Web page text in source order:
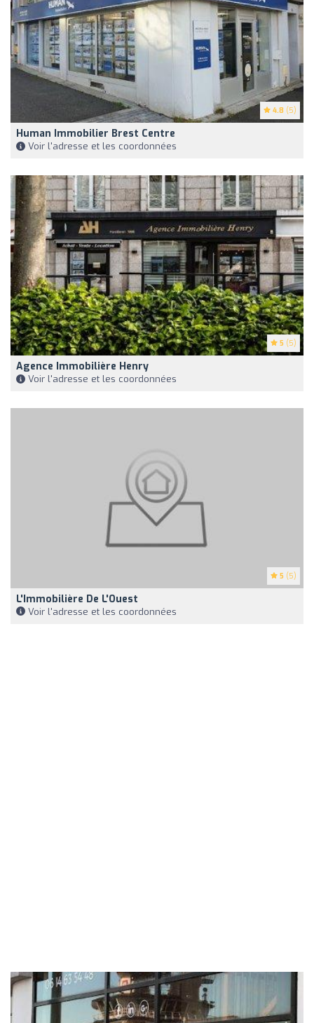
4.8 (5)
Human Immobilier Brest Centre
Voir l'adresse et les coordonnées
5 (5)
Agence Immobilière Henry
Voir l'adresse et les coordonnées
5 (5)
L'Immobilière De L'Ouest
Voir l'adresse et les coordonnées